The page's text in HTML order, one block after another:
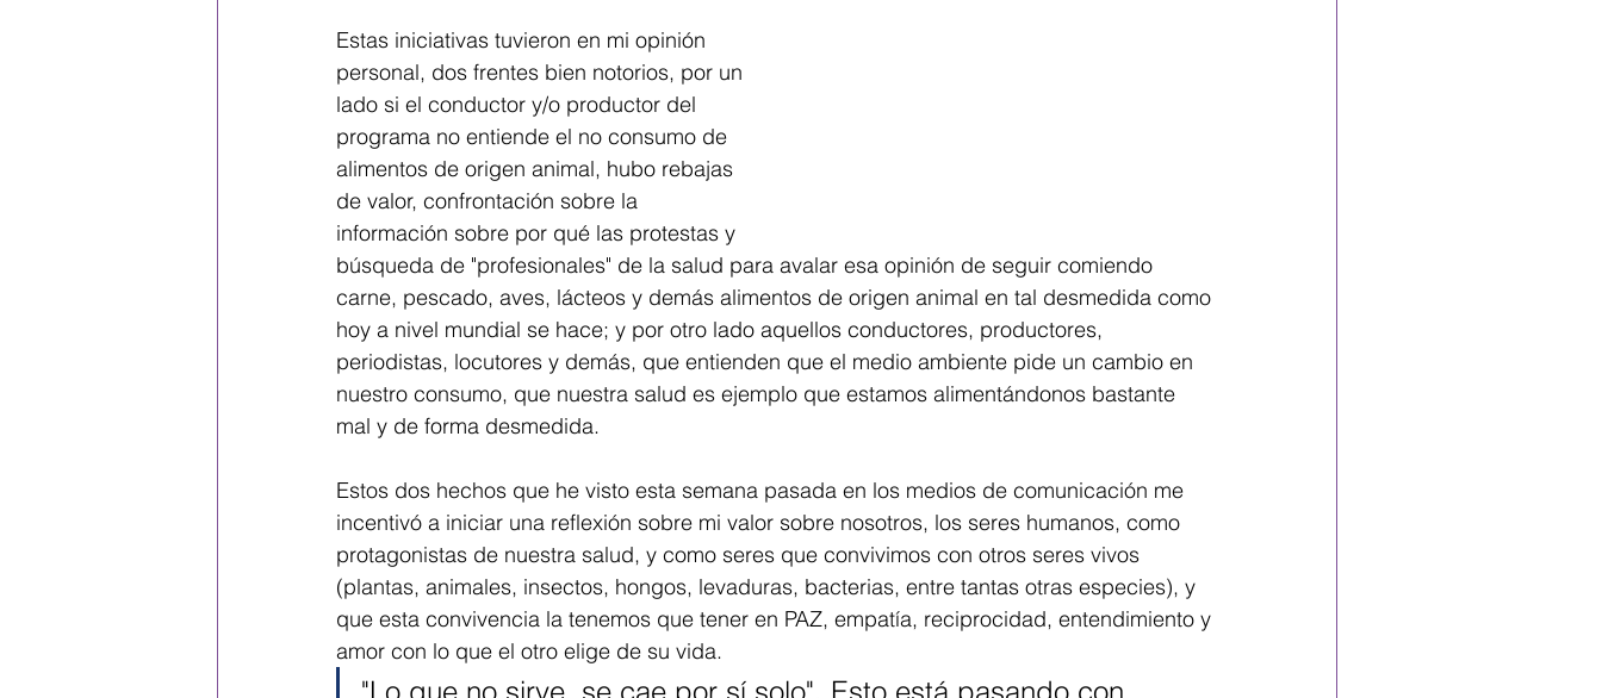
Estas iniciativas tuvieron en mi opinión
personal, dos frentes bien notorios, por un
lado si el conductor y/o productor del
programa no entiende el no consumo de
alimentos de origen animal, hubo rebajas
de valor, confrontación sobre la
información sobre por qué las protestas y
búsqueda de "profesionales" de la salud para avalar esa opinión de seguir comiendo
carne, pescado, aves, lácteos y demás alimentos de origen animal en tal desmedida como
hoy a nivel mundial se hace; y por otro lado aquellos conductores, productores,
periodistas, locutores y demás, que entienden que el medio ambiente pide un cambio en
nuestro consumo, que nuestra salud es ejemplo que estamos alimentándonos bastante
mal y de forma desmedida.
Estos dos hechos que he visto esta semana pasada en los medios de comunicación me
incentivó a iniciar una reflexión sobre mi valor sobre nosotros, los seres humanos, como
protagonistas de nuestra salud, y como seres que convivimos con otros seres vivos
(plantas, animales, insectos, hongos, levaduras, bacterias, entre tantas otras especies), y
que esta convivencia la tenemos que tener en PAZ, empatía, reciprocidad, entendimiento y
amor con lo que el otro elige de su vida.